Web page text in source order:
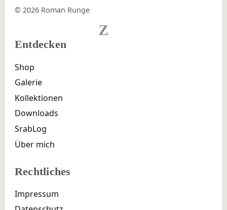
© 2026 Roman Runge
Z
Entdecken
Shop
Galerie
Kollektionen
Downloads
SrabLog
Über mich
Rechtliches
Impressum